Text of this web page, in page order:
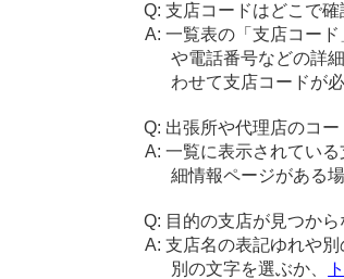
支店コードはどこで確
一覧表の「支店コー
や電話番号などの詳
わせて支店コードが
出張所や代理店のコ
一覧に表示されてい
細情報ページがある
目的の支店が見つか
支店名の表記ゆれや
別の文字を選ぶか、